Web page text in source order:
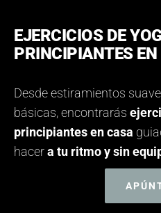
EJERCICIOS DE
PRINCIPIANTES
Desde estiramientos
básicas, encontrarás
principiantes en casa
hacera tu ritmo y sin